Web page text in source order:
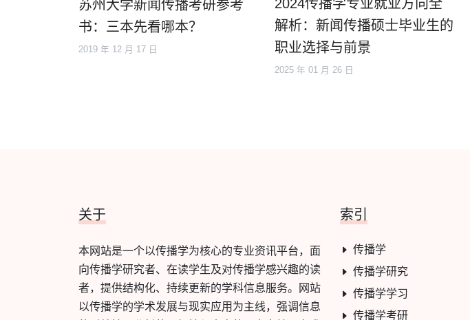
苏州大学新闻传播考研参考
书：三本先看哪本？
2019 年 12 月 17 日
2024传播学专业就业方向全
解析：新闻传播硕士毕业生的
职业选择与前景
2025 年 01 月 26 日
关于
本网站是一个以传播学为核心的专业资讯平台，面
向传播学研究者、在读学生及对传播学感兴趣的读
者，提供结构化、持续更新的学科信息服务。网站
以传播学的学术发展与现实应用为主线，强调信息
索引
传播学
传播学研究
传播学学习
传播学考研